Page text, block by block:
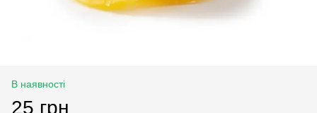
В наявності
25 грн